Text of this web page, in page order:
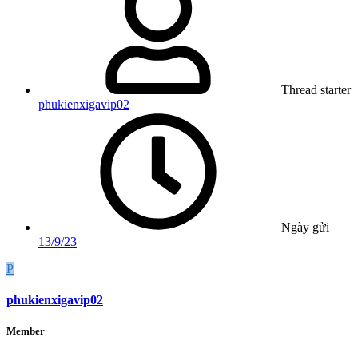
Thread starter
phukienxigavip02
Ngày gửi
13/9/23
P
phukienxigavip02
Member